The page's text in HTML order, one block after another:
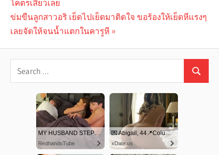
navigation
Post:
โคตรเสียวเลย
Next
Post:
ข่มขืนลูกสาวอริ เย็ดไปเย็ดมาติดใจ ขอร้องให้เย็ดหีแรงๆ
เลยจัดให้จนน้ำแตกในคารูหี